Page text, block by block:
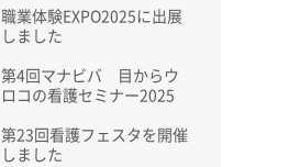
職業体験EXPO2025に出展
しました
第4回マナビバ 目からウ
ロコの看護セミナー2025
第23回看護フェスタを開催
しました